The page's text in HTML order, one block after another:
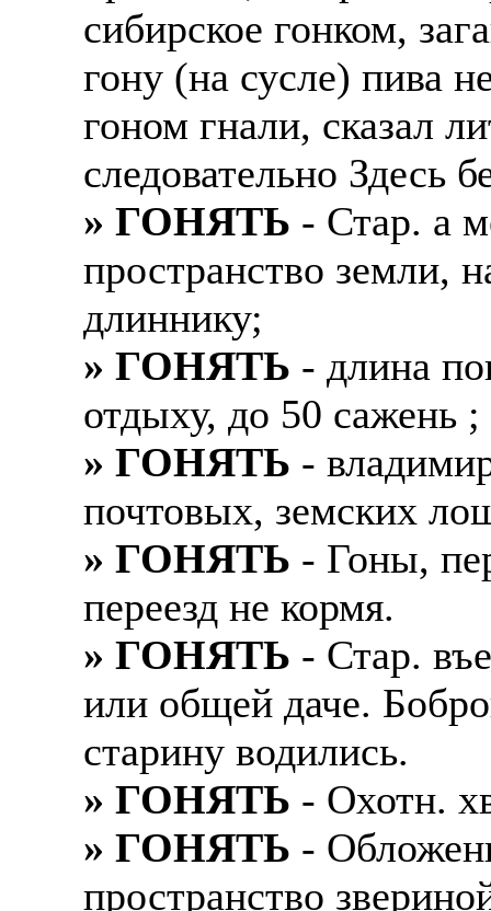
сибирское гонком,
гону (на сусле) пива
гоном гнали, сказал
следовательно Здесь
» ГОНЯТЬ - Стар. а
пространство земли,
длиннику;
» ГОНЯТЬ - длина
отдыху, до 50 сажень ;
» ГОНЯТЬ -
почтовых, земских
» ГОНЯТЬ - Гоны,
переезд не кормя.
» ГОНЯТЬ - Стар.
или общей даче.
старину водились.
» ГОНЯТЬ - Охотн.
» ГОНЯТЬ -
пространство